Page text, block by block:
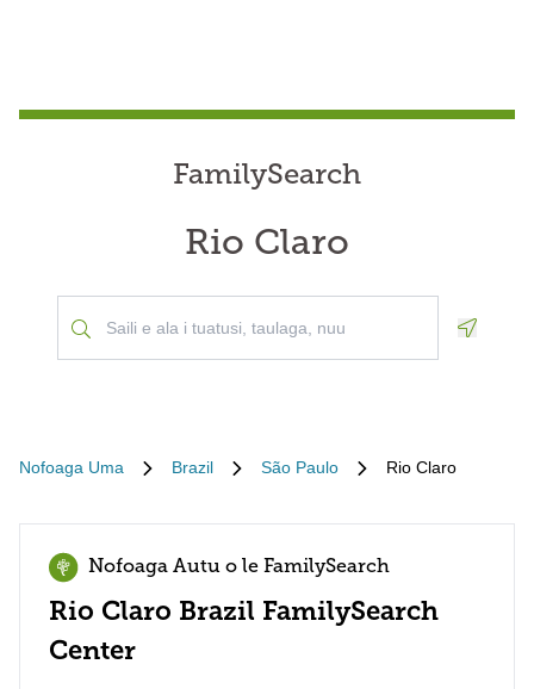
FamilySearch
Rio Claro
Nofoaga Uma Brazil São Paulo Rio Claro
Nofoaga Autu o le FamilySearch
Rio Claro Brazil FamilySearch
Center